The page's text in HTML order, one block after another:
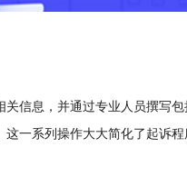
息，并通过专业人员撰写包
一系列操作大大简化了起诉程